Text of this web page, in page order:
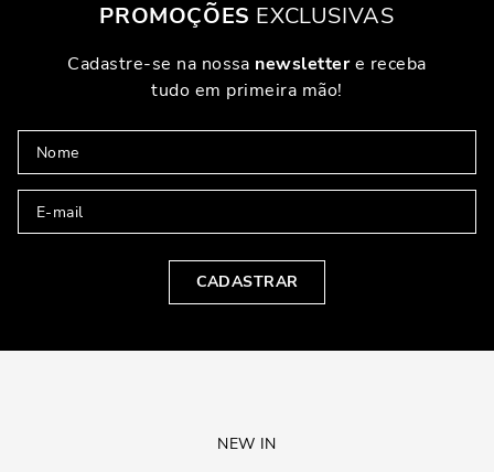
PROMOÇÕES EXCLUSIVAS
Cadastre-se na nossa newslettere receba
tudo em primeira mão!
CADASTRAR
NEW IN